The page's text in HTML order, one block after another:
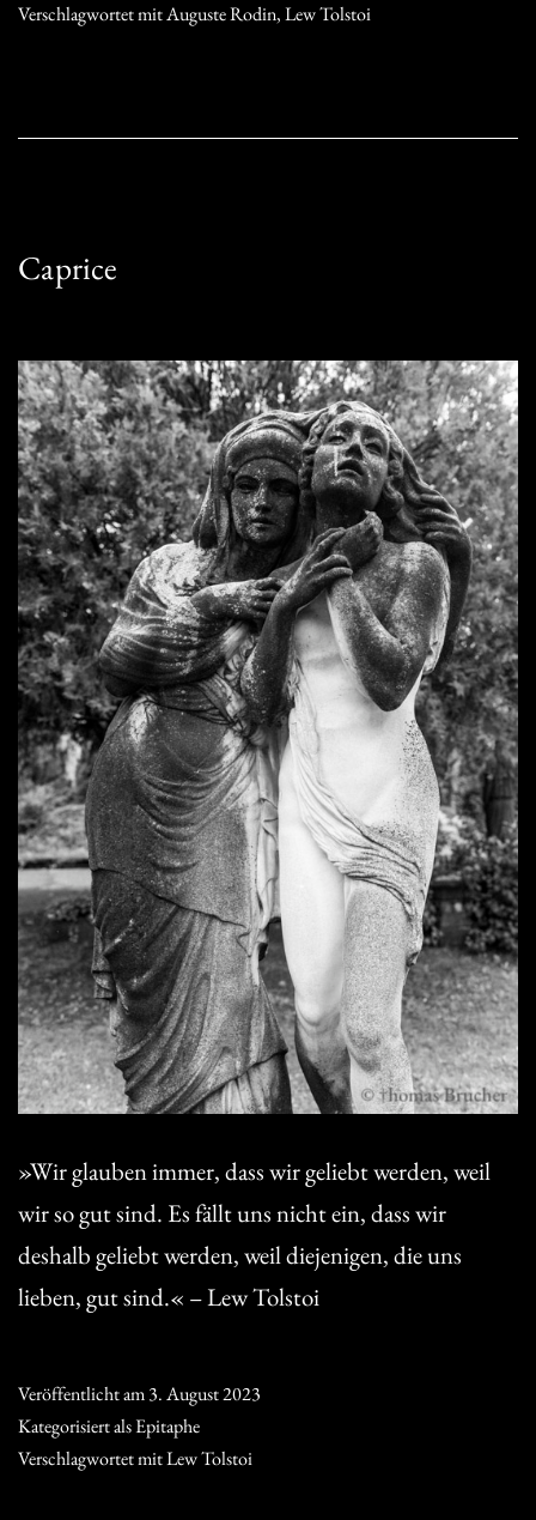
Verschlagwortet mitAuguste Rodin,Lew Tolstoi
Caprice
»Wir glauben immer, dass wir geliebt werden, weil
wir so gut sind. Es fällt uns nicht ein, dass wir
deshalb geliebt werden, weil diejenigen, die uns
lieben, gut sind.« – Lew Tolstoi
Veröffentlicht am3. August 2023
Kategorisiert alsEpitaphe
Verschlagwortet mitLew Tolstoi